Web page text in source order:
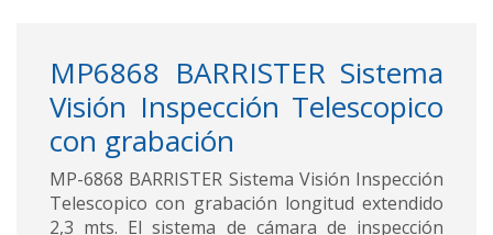
MP6868 BARRISTER Sistema
Visión Inspección Telescopico
con grabación
MP-6868 BARRISTER Sistema Visión Inspección
Telescopico con grabación longitud extendido
2,3 mts. El sistema de cámara de inspección